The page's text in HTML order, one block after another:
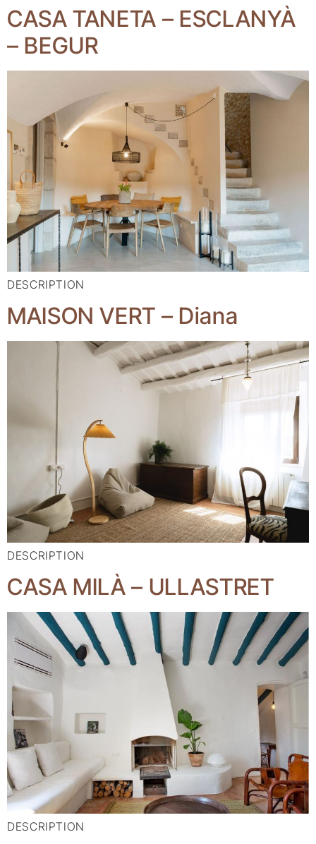
CASA TANETA – ESCLANYÀ
– BEGUR
DESCRIPTION
MAISON VERT – Diana
DESCRIPTION
CASA MILÀ – ULLASTRET
DESCRIPTION